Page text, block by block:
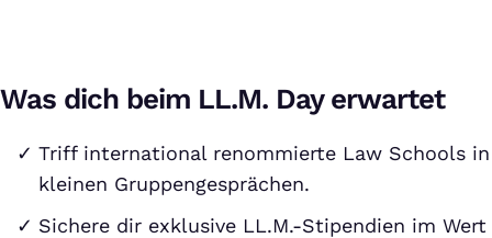
Was dich beim LL.M. Day erwartet
Triff international renommierte Law Schools in
kleinen Gruppengesprächen.
Sichere dir exklusive LL.M.-Stipendien im Wert